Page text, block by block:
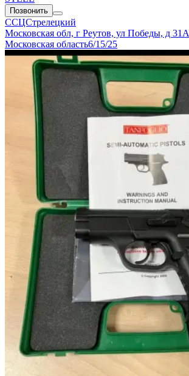
Позвонить
ССЦСтрелецкий
Московская обл, г Реутов, ул Победы, д 31А
Московская область6/15/25